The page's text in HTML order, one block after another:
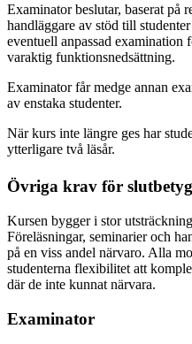
Examinator beslutar, baserat på
handläggare av stöd till
eventuell anpassad examination
varaktig funktionsnedsättning.
Examinator får medge annan
av enstaka studenter.
När kurs inte längre ges har
ytterligare två läsår.
Övriga krav för slutbetyg
Kursen bygger i stor
Föreläsningar, seminarier och
på en viss andel närvaro. Alla
studenterna flexibilitet att
där de inte kunnat närvara.
Examinator